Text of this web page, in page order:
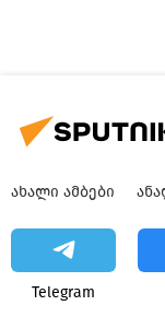
ᲐᲮᲐᲚᲘ ᲐᲛᲑᲔᲑᲘ
Telegram